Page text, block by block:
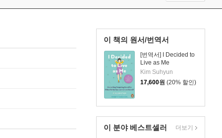
이 책의 원서/번역서
[번역서] I Decided to
Live as Me
Kim Suhyun
17,600원 (20% 할인)
이 분야 베스트셀러 더보기